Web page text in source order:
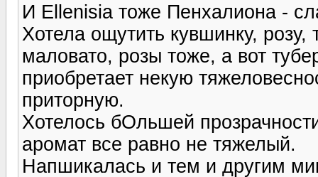
И Ellenisia тоже Пенхалиона -
Хотела ощутить кувшинку,
маловато, розы тоже, а вот
приобретает некую
приторную.
Хотелось бОльшей
аромат все равно не тяжелый.
Напшикалась и тем и другим